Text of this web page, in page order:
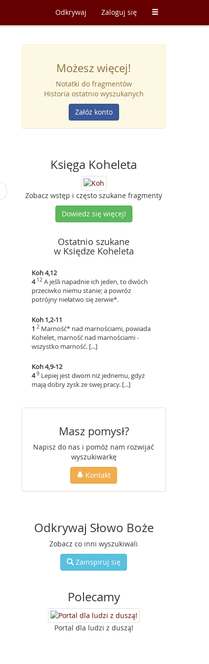
Odkrywaj Zaloguj się
Możesz więcej!
Notatki do fragmentów
Historia ostatnio wyszukanych
Załóż konto
Księga Koheleta
Zobacz wstęp i często szukane fragmenty
Dowiedz się więcej!
Ostatnio szukane
w Księdze Koheleta
Koh 4,12
412 A jeśli napadnie ich jeden, to dwóch
przeciwko niemu stanie; a powróz
potrójny niełatwo się zerwie*.
Koh 1,2-11
1 2 Marność* nad marnościami, powiada
Kohelet, marność nad marnościami -
wszystko marność. [...]
Koh 4,9-12
49 Lepiej jest dwom niż jednemu, gdyż
mają dobry zysk ze swej pracy. [...]
Masz pomysł?
Napisz do nas i pomóż nam rozwijać
wyszukiwarkę
Kontakt
Odkrywaj Słowo Boże
Zobacz co inni wyszukiwali
Zainspiruj się
Polecamy
Portal dla ludzi z duszą!